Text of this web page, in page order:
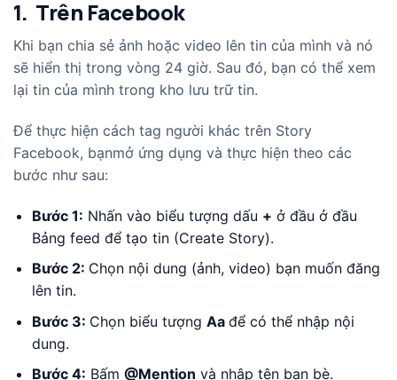
1. Trên Facebook
Khi bạn chia sẻ ảnh hoặc video lên tin của mình và nó
sẽ hiển thị trong vòng 24 giờ. Sau đó, bạn có thể xem
lại tin của mình trong kho lưu trữ tin.
Để thực hiện cách tag người khác trên Story
Facebook, bạnmở ứng dụng và thực hiện theo các
bước như sau:
Bước 1: Nhấn vào biểu tượng dấu + ở đầu ở đầu
Bảng feed để tạo tin (Create Story).
Bước 2: Chọn nội dung (ảnh, video) bạn muốn đăng
lên tin.
Bước 3: Chọn biểu tượng Aa để có thể nhập nội
dung.
Bước 4: Bấm @Mention và nhập tên bạn bè.